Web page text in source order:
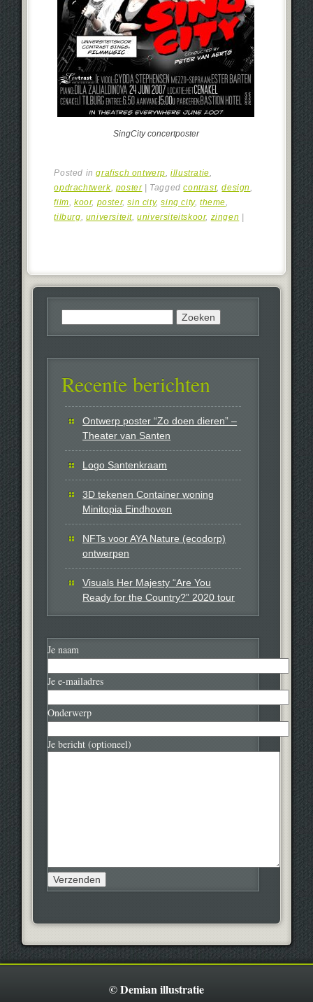
SingCity concertposter
Posted ingrafisch ontwerp,illustratie,
opdrachtwerk, poster Taggedcontrast,design,
film,koor, poster,sin city,sing city,theme,
tilburg, universiteit,universiteitskoor, zingen
Recente berichten
Ontwerp poster “Zo doen dieren” –
Theater van Santen
Logo Santenkraam
3D tekenen Container woning
Minitopia Eindhoven
NFTs voor AYA Nature (ecodorp)
ontwerpen
Visuals Her Majesty “Are You
Ready for the Country?” 2020 tour
Je naam
Je e-mailadres
Onderwerp
Je bericht (optioneel)
© Demian illustratie